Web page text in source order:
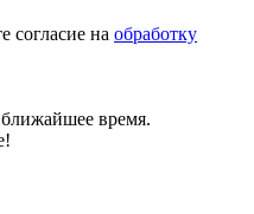
согласие на обработку
время.